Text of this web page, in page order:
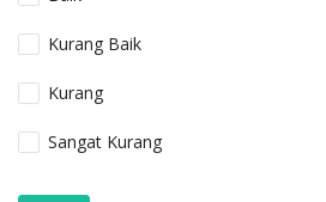
Kurang Baik
Kurang
Sangat Kurang